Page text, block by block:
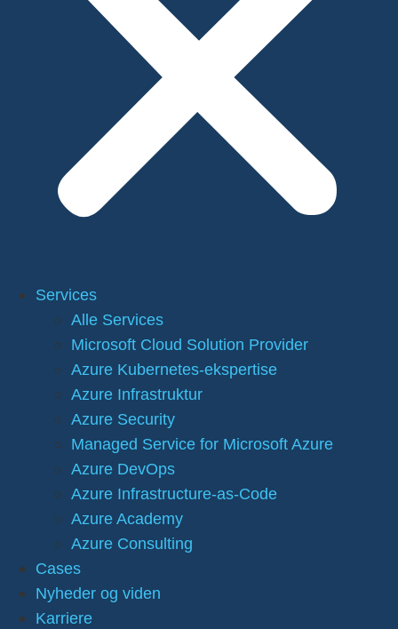
Services
Alle Services
Microsoft Cloud Solution Provider
Azure Kubernetes-ekspertise
Azure Infrastruktur
Azure Security
Managed Service for Microsoft Azure
Azure DevOps
Azure Infrastructure-as-Code
Azure Academy
Azure Consulting
Cases
Nyheder og viden
Karriere